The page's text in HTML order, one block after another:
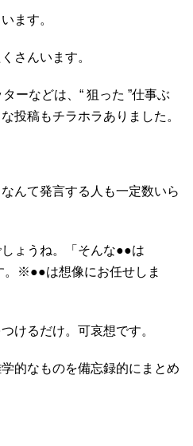
ます。
さんいます。
ーなどは、“ 狙った ”仕事ぶ
投稿もチラホラありました。
んて発言する人も一定数いら
ょうね。「そんな●●は
。※●●は想像にお任せしま
けるだけ。可哀想です。
的なものを備忘録的にまとめ